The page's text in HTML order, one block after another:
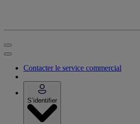
Contacter le service commercial
S’identifier